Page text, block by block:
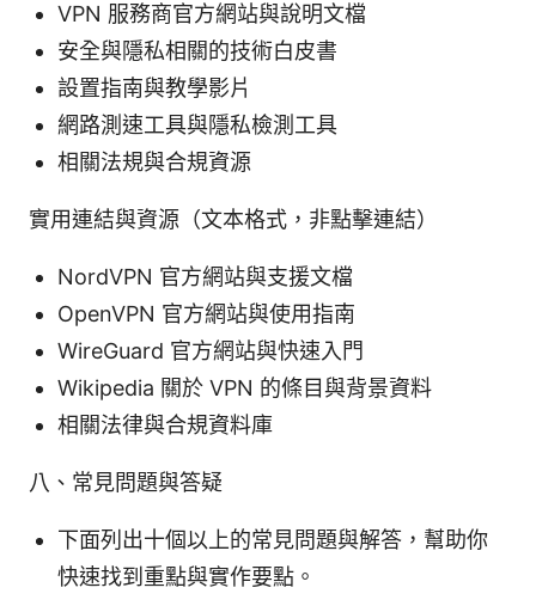
VPN 服務商官方網站與說明文檔
安全與隱私相關的技術白皮書
設置指南與教學影片
網路測速工具與隱私檢測工具
相關法規與合規資源
實用連結與資源（文本格式，非點擊連結）
NordVPN 官方網站與支援文檔
OpenVPN 官方網站與使用指南
WireGuard 官方網站與快速入門
Wikipedia 關於 VPN 的條目與背景資料
相關法律與合規資料庫
八、常見問題與答疑
下面列出十個以上的常見問題與解答，幫助你
快速找到重點與實作要點。